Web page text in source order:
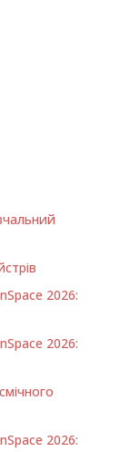
2026:
2026:
2026: